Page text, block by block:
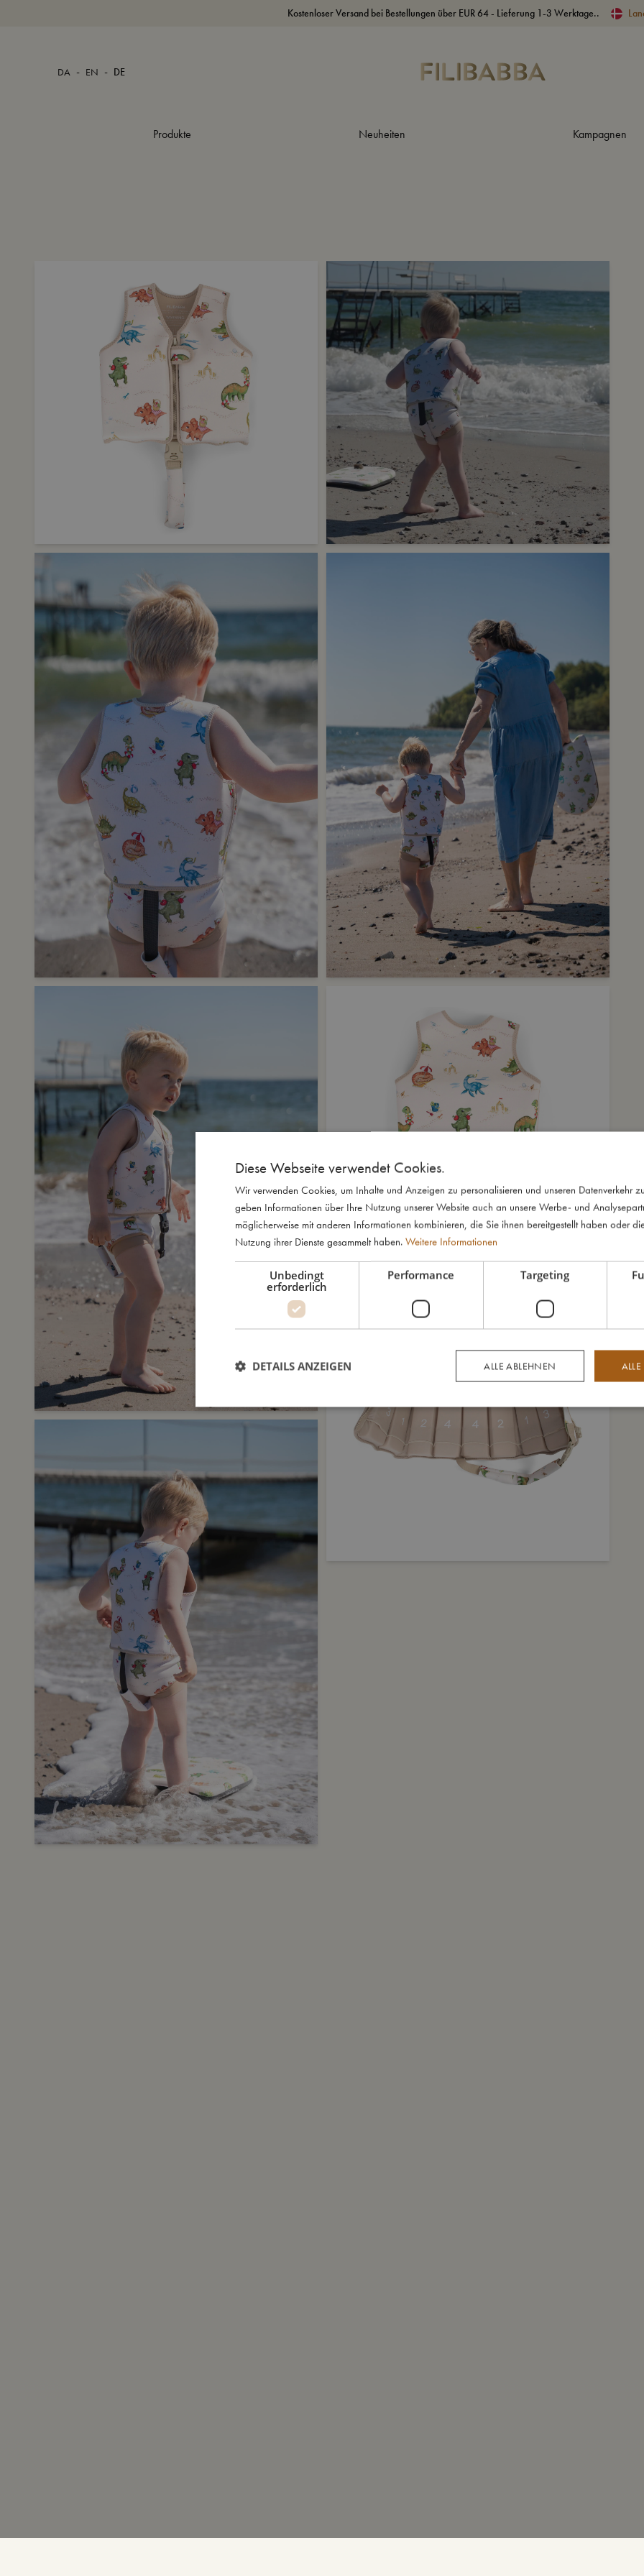
Kostenloser Versand bei Bestellungen über EUR 64 - Lieferung 1-3 Werktage..
DA - EN - DE
Produkte Neuheiten Kampagnen
Diese Webseite verwendet Cookies.
Wir verwenden Cookies, um Inhalte und Anzeigen zu personalisieren und unseren Datenverkehr
geben Informationen über Ihre Nutzung unserer Website auch an unsere Werbe- und
möglicherweise mit anderen Informationen kombinieren, die Sie ihnen bereitgestellt haben oder
Nutzung ihrer Dienste gesammelt haben. Weitere Informationen
Unbedingt
erforderlich
Performance Targeting
ALLE ABLEHNEN
DETAILS ANZEIGEN